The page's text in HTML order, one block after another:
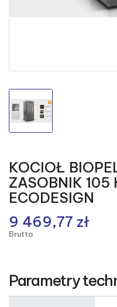
KOCIOŁ
ZASOBNIK 105
ECODESIGN
9 469,77 zł
Brutto
Parametry